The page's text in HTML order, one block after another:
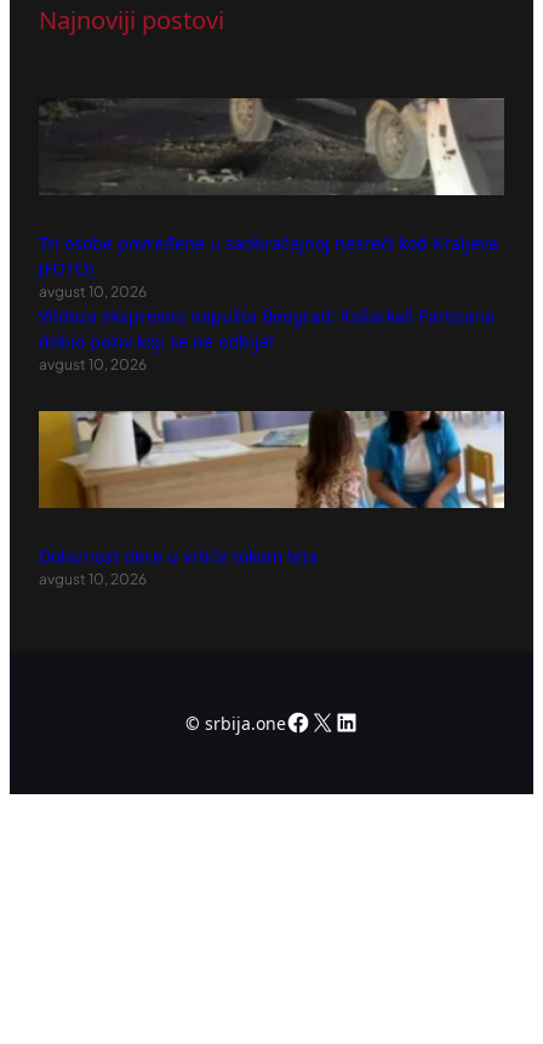
Najnoviji postovi
Tri osobe povređene u saobraćajnoj nesreći kod Kraljeva
(FOTO)
avgust 10, 2026
Vildoza ekspresno napušta Beograd: Košarkaš Partizana
dobio poziv koji se ne odbija!
avgust 10, 2026
Dolaznost dece u vrtiće tokom leta
avgust 10, 2026
© srbija.oneFacebook
X LinkedIn